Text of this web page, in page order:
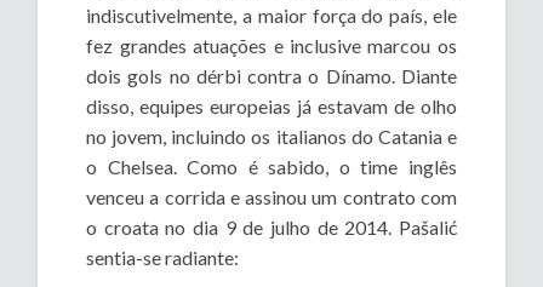
indiscutivelmente, a maior força do país, ele
fez grandes atuações e inclusive marcou os
dois gols no dérbi contra o Dínamo. Diante
disso, equipes europeias já estavam de olho
no jovem, incluindo os italianos do Catania e
o Chelsea. Como é sabido, o time inglês
venceu a corrida e assinou um contrato com
o croata no dia 9 de julho de 2014. Pašalić
sentia-se radiante: